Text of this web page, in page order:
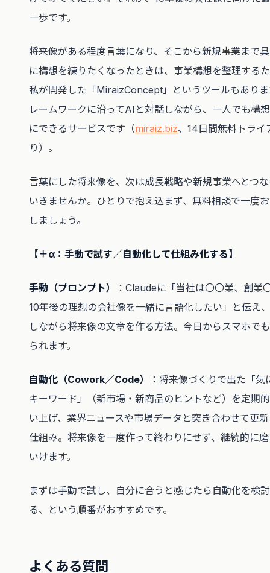
一歩です。
将来像がある程度言葉になり、そこから新規事業まで
に構想を練りたくなったときは、事業構想を整理する
私が開発した「MiraizConcept」というツールもありま
レームワークに沿ってAIと対話しながら、一人でも構
にできるサービスです（miraiz.biz、14日間無料トライ
り）。
言葉にした将来像を、次は成長戦略や新規事業へとつ
いきませんか。ひとりで抱え込まず、無料相談で一度
しましょう。
【＋α：手動で試す／自動化して仕組み化する】
手動（プロンプト）
：Claudeに「当社は〇〇業、創業
10年後の理想の会社像を一緒に言語化したい」と伝え
しながら将来像の文章を作る方法。今日からスマホで
られます。
自動化（Cowork／Code）
：将来像づくりで出た「気
キーワード」（新市場・新商品のヒントなど）を定期
い上げ、業界ニュースや市場データと突き合わせて更
仕組み。将来像を一度作って終わりにせず、継続的に
いけます。
まずは手動で試し、自分に合うと感じたら自動化を検
る、という順番がおすすめです。
よくある質問